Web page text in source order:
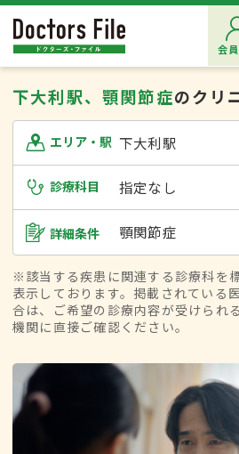
会
下大利駅、顎関節症のクリ
エリア・駅 下大利駅
診療科目 指定なし
詳細条件 顎関節症
※該当する疾患に関連する診療科を
表示しております。掲載されている
合は、ご希望の診療内容が受けられ
機関に直接ご確認ください。